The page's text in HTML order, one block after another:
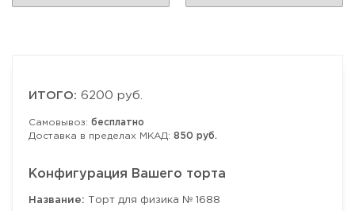
ИТОГО: 6200 руб.
Самовывоз: бесплатно
Доставка в пределах МКАД: 850 руб.
Конфигурация Вашего торта
Название: Торт для физика № 1688